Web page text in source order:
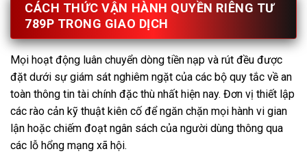
CÁCH THỨC VẬN HÀNH QUYỀN RIÊNG TƯ
789P TRONG GIAO DỊCH
Mọi hoạt động luân chuyển dòng tiền nạp và rút đều được
đặt dưới sự giám sát nghiêm ngặt của các bộ quy tắc về an
toàn thông tin tài chính đặc thù nhất hiện nay. Đơn vị thiết lập
các rào cản kỹ thuật kiên cố để ngăn chặn mọi hành vi gian
lận hoặc chiếm đoạt ngân sách của người dùng thông qua
các lỗ hổng mạng xã hội.